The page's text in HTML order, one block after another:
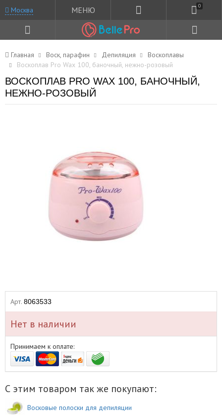
Москва МЕНЮ 0
Главная Воск, парафин Депиляция
Воскоплавы
Воскоплав Pro Wax 100, баночный, нежно-розовый
ВОСКОПЛАВ PRO WAX 100, БАНОЧНЫЙ,
НЕЖНО-РОЗОВЫЙ
Арт. 8063533
Нет в наличии
Принимаем к оплате:
С этим товаром так же покупают:
Восковые полоски для депиляции